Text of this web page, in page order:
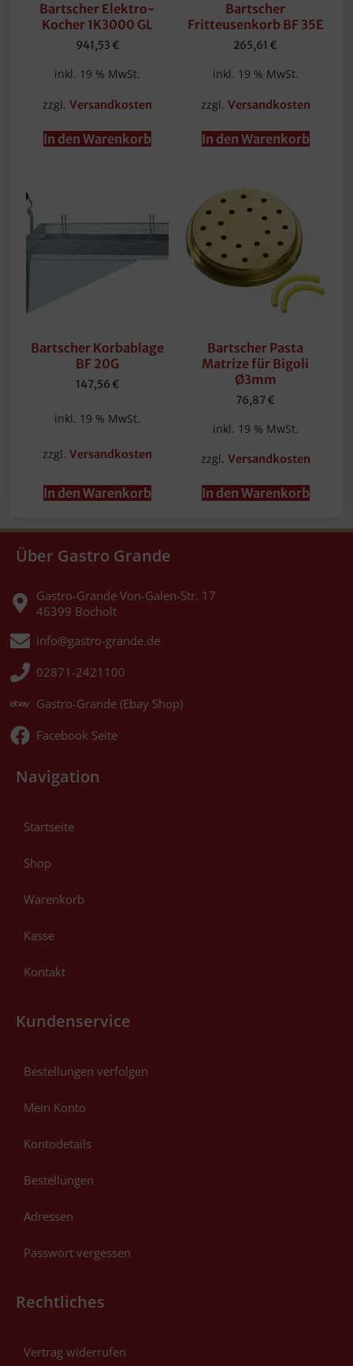
Bartscher Elektro-
Kocher 1K3000 GL
941,53 €
inkl. 19 % MwSt.
zzgl.Versandkosten
In den Warenkorb
Bartscher
Fritteusenkorb BF 35E
265,61 €
inkl. 19 % MwSt.
zzgl. Versandkosten
In den Warenkorb
Bartscher Korbablage
BF 20G
147,56 €
inkl. 19 % MwSt.
zzgl.Versandkosten
In den Warenkorb
Bartscher Pasta
Matrize für Bigoli
Ø3mm
76,87€
inkl. 19 % MwSt.
zzgl. Versandkosten
In den Warenkorb
Über Gastro Grande
Gastro-Grande Von-Galen-Str. 17
46399 Bocholt
info@gastro-grande.de
02871-2421100
Gastro-Grande (Ebay Shop)
Facebook Seite
Navigation
Startseite
Shop
Warenkorb
Kasse
Kontakt
Kundenservice
Bestellungen verfolgen
Mein Konto
Kontodetails
Bestellungen
Adressen
Passwort vergessen
Rechtliches
Vertrag widerrufen